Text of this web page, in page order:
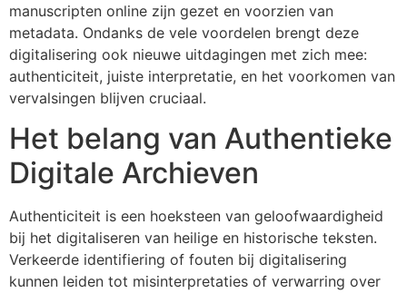
manuscripten online zijn gezet en voorzien van
metadata. Ondanks de vele voordelen brengt deze
digitalisering ook nieuwe uitdagingen met zich mee:
authenticiteit, juiste interpretatie, en het voorkomen van
vervalsingen blijven cruciaal.
Het belang van Authentieke
Digitale Archieven
Authenticiteit is een hoeksteen van geloofwaardigheid
bij het digitaliseren van heilige en historische teksten.
Verkeerde identifiering of fouten bij digitalisering
kunnen leiden tot misinterpretaties of verwarring over